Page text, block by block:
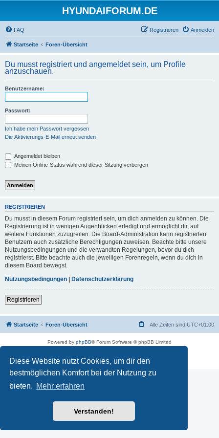
Diese Website nutzt Cookies, um dir den
bestmöglichen Komfort bei der Nutzung zu
bieten. Mehr erfahren
Verstanden!
HYUNDAIFORUM.DE
FAQ Anmelden
Registrieren
Startseite Foren-Übersicht
Du musst registriert und angemeldet sein, um Profile
anzuschauen.
Benutzername:
Passwort:
Ich habe mein Passwort vergessen
Die Aktivierungs-E-Mail erneut senden
Angemeldet bleiben
Meinen Online-Status während dieser Sitzung verbergen
REGISTRIEREN
Du musst in diesem Forum registriert sein, um dich anmelden zu können. Die
Registrierung ist in wenigen Augenblicken erledigt und ermöglicht dir, auf
weitere Funktionen zuzugreifen. Die Board-Administration kann registrierten
Benutzern auch zusätzliche Berechtigungen zuweisen. Beachte bitte unsere
Nutzungsbedingungen und die verwandten Regelungen, bevor du dich
registrierst. Bitte beachte auch die jeweiligen Forenregeln, wenn du dich in
diesem Board bewegst.
Nutzungsbedingungen | Datenschutzerklärung
Registrieren
Startseite Foren-Übersicht Alle Zeiten sind UTC+01:00
Powered by phpBB® Forum Software © phpBB Limited
Impressum|Datenschutz |Nutzungsbedingungen